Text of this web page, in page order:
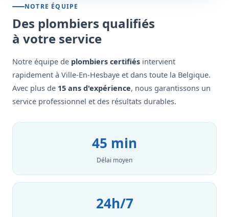
NOTRE ÉQUIPE
Des plombiers qualifiés
à votre service
Notre équipe de plombiers certifiés intervient
rapidement à Ville-En-Hesbaye et dans toute la Belgique.
Avec plus de 15 ans d'expérience, nous garantissons un
service professionnel et des résultats durables.
45 min
Délai moyen
24h/7